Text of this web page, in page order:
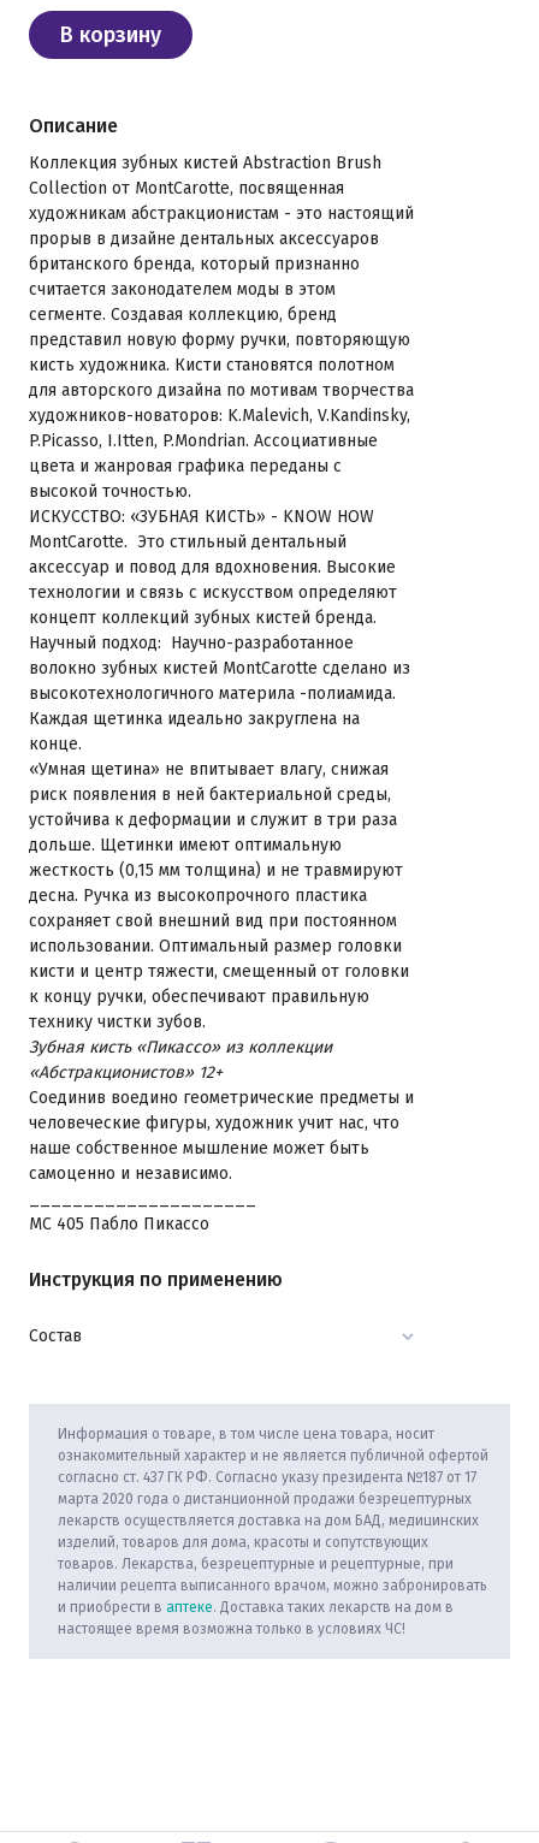
В корзину
Описание
Коллекция зубных кистей Abstraction Brush
Collection от MontCarotte, посвященная
художникам абстракционистам - это настоящий
прорыв в дизайне дентальных аксессуаров
британского бренда, который признанно
считается законодателем моды в этом
сегменте. Создавая коллекцию, бренд
представил новую форму ручки, повторяющую
кисть художника. Кисти становятся полотном
для авторского дизайна по мотивам творчества
художников-новаторов: K.Malevich, V.Kandinsky,
P.Picasso, I.Itten, P.Mondrian. Ассоциативные
цвета и жанровая графика переданы с
высокой точностью.
ИСКУССТВО: «ЗУБНАЯ КИСТЬ» - KNOW HOW
MontCarotte. Это стильный дентальный
аксессуар и повод для вдохновения. Высокие
технологии и связь с искусством определяют
концепт коллекций зубных кистей бренда.
Научный подход: Научно-разработанное
волокно зубных кистей MontCarotte сделано из
высокотехнологичного материла -полиамида.
Каждая щетинка идеально закруглена на
конце.
«Умная щетина» не впитывает влагу, снижая
риск появления в ней бактериальной среды,
устойчива к деформации и служит в три раза
дольше. Щетинки имеют оптимальную
жесткость (0,15 мм толщина) и не травмируют
десна. Ручка из высокопрочного пластика
сохраняет свой внешний вид при постоянном
использовании. Оптимальный размер головки
кисти и центр тяжести, смещенный от головки
к концу ручки, обеспечивают правильную
технику чистки зубов.
Зубная кисть «Пикассо» из коллекции
«Абстракционистов» 12+
Соединив воедино геометрические предметы и
человеческие фигуры, художник учит нас, что
наше собственное мышление может быть
самоценно и независимо.
МС 405 Пабло Пикассо
Инструкция по применению
Состав
Информация о товаре, в том числе цена товара, носит
ознакомительный характер и не является публичной офертой
согласно ст. 437 ГК РФ. Согласно указу президента №187 от 17
марта 2020 года о дистанционной продажи безрецептурных
лекарств осуществляется доставка на дом БАД, медицинских
изделий, товаров для дома, красоты и сопутствующих
товаров. Лекарства, безрецептурные и рецептурные, при
наличии рецепта выписанного врачом, можно забронировать
и приобрести в аптеке. Доставка таких лекарств на дом в
настоящее время возможна только в условиях ЧС!